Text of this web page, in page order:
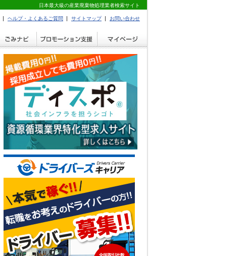
日本最大級の産業廃棄物処理業者検索サイト
ヘルプ・よくあるご質問 サイトマップ お問い合わせ